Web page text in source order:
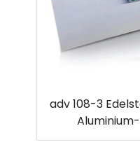
adv 108-3